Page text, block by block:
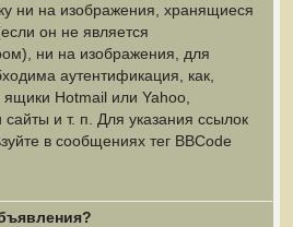
ни на изображения, хранящиеся
он не является
ни на изображения, для
аутентификация, как,
Hotmail или Yahoo,
и т. п. Для указания ссылок
в сообщениях тег BBCode